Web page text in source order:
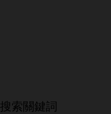
搜索關鍵詞